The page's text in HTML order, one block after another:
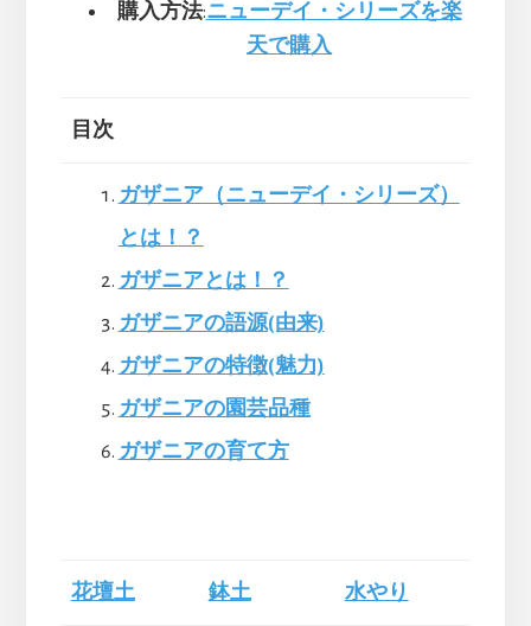
購入方法:ニューデイ・シリーズを楽
天で購入
目次
ガザニア（ニューデイ・シリーズ）
とは！？
ガザニアとは！？
ガザニアの語源(由来)
ガザニアの特徴(魅力)
ガザニアの園芸品種
ガザニアの育て方
花壇土 鉢土 水やり